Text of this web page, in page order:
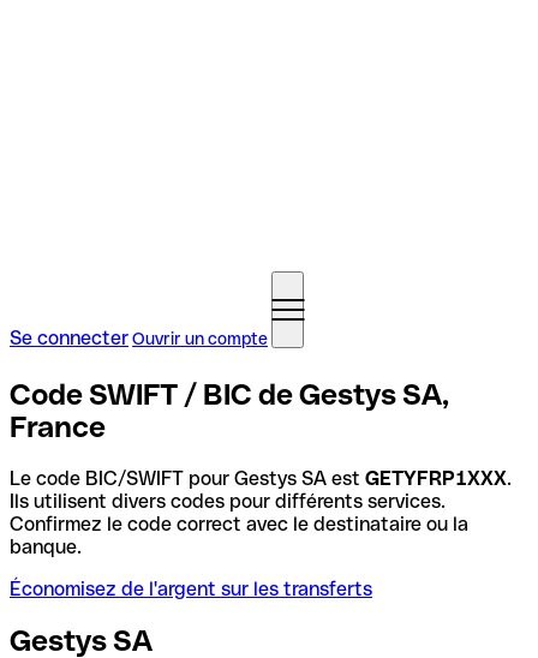
Se connecterOuvrir un compte
Code SWIFT / BIC de Gestys SA,
France
Le code BIC/SWIFT pour Gestys SA est GETYFRP1XXX.
Ils utilisent divers codes pour différents services.
Confirmez le code correct avec le destinataire ou la
banque.
Économisez de l'argent sur les transferts
Gestys SA